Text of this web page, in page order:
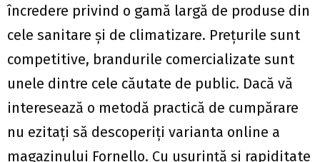
încredere privind o gamă largă de produse din
cele sanitare și de climatizare. Prețurile sunt
competitive, brandurile comercializate sunt
unele dintre cele căutate de public. Dacă vă
interesează o metodă practică de cumpărare
nu ezitați să descoperiți varianta online a
magazinului Fornello. Cu ușurință și rapiditate